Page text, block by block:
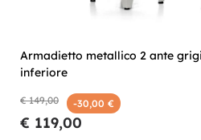
Armadietto metallico 2 ante
inferiore
€ 149,00 -30,00 €
€ 119,00